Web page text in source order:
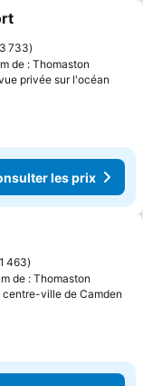
favoris
3 733
de : Thomaston
privée sur l'océan
les prix
favoris
1 463
de : Thomaston
centre-ville de Camden